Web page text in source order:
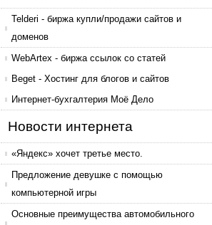
Telderi - биржа купли/продажи сайтов и
доменов
WebArtex - биржа ссылок со статей
Beget - Хостинг для блогов и сайтов
Интернет-бухгалтерия Моё Дело
Новости интернета
«Яндекс» хочет третье место.
Предложение девушке с помощью
компьютерной игры
Основные преимущества автомобильного